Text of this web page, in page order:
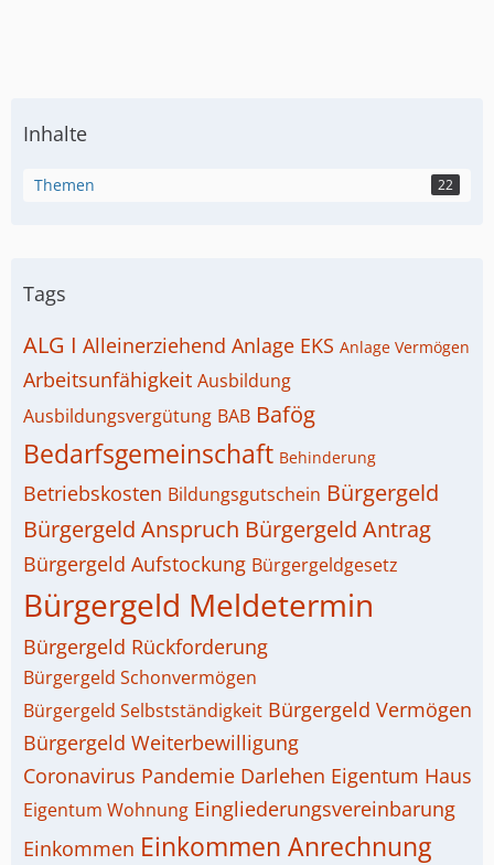
Inhalte
Themen 22
Tags
ALG I Alleinerziehend Anlage EKS Anlage Vermögen
Arbeitsunfähigkeit Ausbildung
Ausbildungsvergütung BAB Bafög
Bedarfsgemeinschaft Behinderung
Betriebskosten Bildungsgutschein Bürgergeld
Bürgergeld Anspruch Bürgergeld Antrag
Bürgergeld Aufstockung Bürgergeldgesetz
Bürgergeld Meldetermin
Bürgergeld Rückforderung
Bürgergeld Schonvermögen
Bürgergeld Selbstständigkeit Bürgergeld Vermögen
Bürgergeld Weiterbewilligung
Coronavirus Pandemie Darlehen Eigentum Haus
Eigentum Wohnung Eingliederungsvereinbarung
Einkommen Einkommen Anrechnung